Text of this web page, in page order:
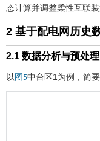
态计算并调整柔性互联
2 基于配电网历史
2.1 数据分析与预处理
以 图5中台区1为例，简